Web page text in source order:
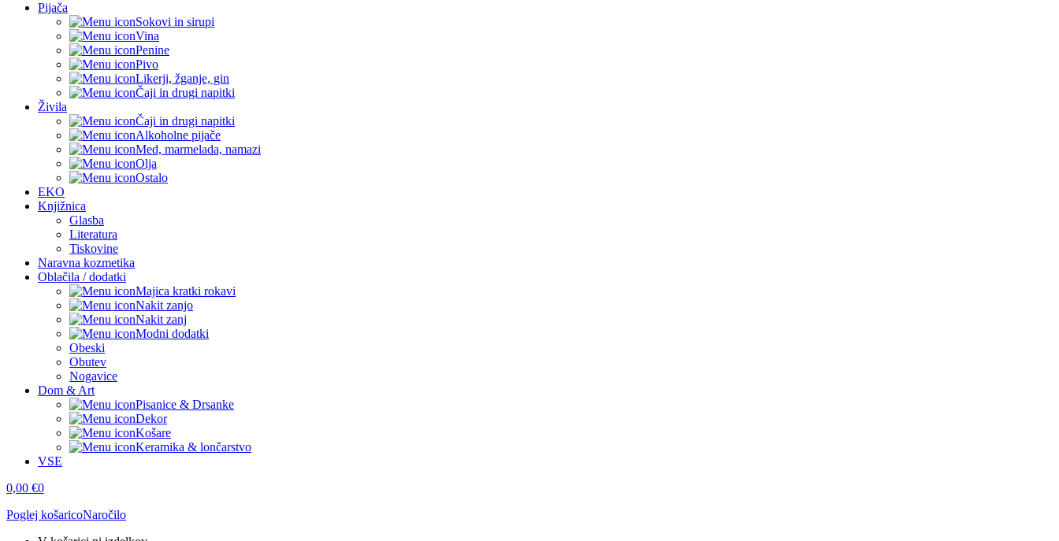
Pijača
Sokovi in sirupi
Vina
Penine
Pivo
Likerji, žganje, gin
Čaji in drugi napitki
Živila
Čaji in drugi napitki
Alkoholne pijače
Med, marmelada, namazi
Olja
Ostalo
EKO
Knjižnica
Glasba
Literatura
Tiskovine
Naravna kozmetika
Oblačila / dodatki
Majica kratki rokavi
Nakit zanjo
Nakit zanj
Modni dodatki
Obeski
Obutev
Nogavice
Dom & Art
Pisanice & Drsanke
Dekor
Košare
Keramika & lončarstvo
VSE
0,00 €0
Poglej košaricoNaročilo